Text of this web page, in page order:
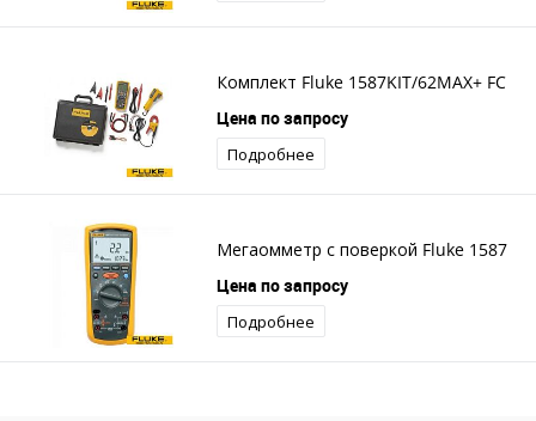
Комплект Fluke 1587KIT/62MAX+ FC
Цена по запросу
Подробнее
Мегаомметр с поверкой Fluke 1587
Цена по запросу
Подробнее